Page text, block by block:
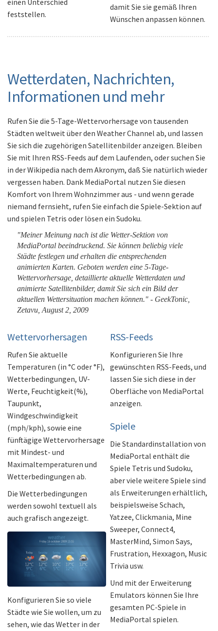
feststellen.
damit Sie sie gemäß Ihren
Wünschen anpassen können.
Wetterdaten, Nachrichten,
Informationen und mehr
Rufen Sie die 5-Tage-Wettervorhersage von tausenden
Städten weltweit über den Weather Channel ab, und lassen
Sie sich die zugehörigen Satellitenbilder anzeigen. Bleiben
Sie mit Ihren RSS-Feeds auf dem Laufenden, oder suchen Sie
in der Wikipedia nach dem Akronym, daß Sie natürlich wieder
vergessen haben. Dank MediaPortal nutzen Sie diesen
Komfort von Ihrem Wohnzimmer aus - und wenn gerade
niemand fernsieht, rufen Sie einfach die Spiele-Sektion auf
und spielen Tetris oder lösen ein Sudoku.
"Meiner Meinung nach ist die Wetter-Sektion von
MediaPortal beeindruckend. Sie können beliebig viele
Städte festlegen und erhalten die entsprechenden
animierten Karten. Geboten werden eine 5-Tage-
Wettervorhersage, detaillierte aktuelle Wetterdaten und
animierte Satellitenbilder, damit Sie sich ein Bild der
aktuellen Wettersituation machen können." - GeekTonic,
Zetavu, August 2, 2009
Wettervorhersagen
Rufen Sie aktuelle
Temperaturen (in °C oder °F),
Wetterbedingungen, UV-
Werte, Feuchtigkeit(%),
Taupunkt,
Windgeschwindigkeit
(mph/kph), sowie eine
fünftägige Wettervorhersage
mit Mindest- und
Maximaltemperaturen und
Wetterbedingungen ab.
Die Wetterbedingungen
werden sowohl textuell als
auch grafisch angezeigt.
Konfigurieren Sie so viele
Städte wie Sie wollen, um zu
sehen, wie das Wetter in der
RSS-Feeds
Konfigurieren Sie Ihre
gewünschten RSS-Feeds, und
lassen Sie sich diese in der
Oberfläche von MediaPortal
anzeigen.
Spiele
Die Standardinstallation von
MediaPortal enthält die
Spiele Tetris und Sudoku,
aber viele weitere Spiele sind
als Erweiterungen erhältlich,
beispielsweise Schach,
Yatzee, Clickmania, Mine
Sweeper, Connect4,
MasterMind, Simon Says,
Frustration, Hexxagon, Music
Trivia usw.
Und mit der Erweiterung
Emulators können Sie Ihre
gesamten PC-Spiele in
MediaPortal spielen.